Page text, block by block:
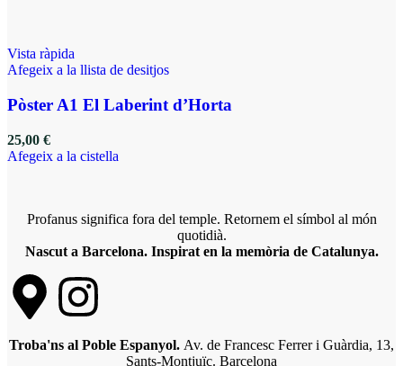
Vista ràpida
Afegeix a la llista de desitjos
Pòster A1 El Laberint d’Horta
25,00 €
Afegeix a la cistella
Profanus significa fora del temple. Retornem el símbol al món
quotidià.
Nascut a Barcelona. Inspirat en la memòria de Catalunya.
Troba'ns al Poble Espanyol. Av. de Francesc Ferrer i Guàrdia, 13,
Sants-Montjuïc. Barcelona